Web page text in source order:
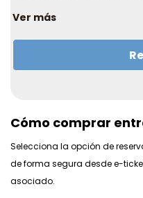
Escapadas a
fórmula infalible para
contagiosas y
pareja o con
Acceso a los mejores
Estancias en hoteles
traslados y ventajas
Paquetes a medida
Ver más
Cómo comprar
Selecciona la opción de
de forma segura desde e-
asociado.